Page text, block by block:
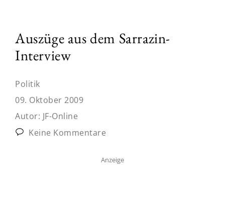
Auszüge aus dem Sarrazin-
Interview
Politik
09. Oktober 2009
Autor: JF-Online
Keine Kommentare
Anzeige